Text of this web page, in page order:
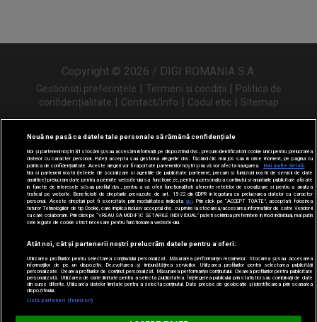
Copyright © 2026 / DIGI ROMANIA S.A.
Gestionați preferințele | Termeni și condiții | Politica de
confidențialitate | Contact/Info | Codul etic | Sitemap
Urmărește-ne și pe
Nouă ne pasă ca datele tale personale să rămână confidențiale
Noi și partenerii noștri31 stocăm și/sau accesăm informații pe dispozitivul dvs., precum identificatorii cookie unici pentru prelucrarea
datelor cu caracter personal. Puteți accepta sau gestiona alegerile dvs. făcând clic mai jos sau în orice moment, pe pagina cu
politica de confidențialitate. Aceste alegeri vor fi raportate partenerilor noștri și nu vă vor afecta navigarea.
Mai multe detalii
Noi si partenerii nostri (retelele de socializare si agentiile de publicitate partenere, precum si furnizorii nostri de servicii de date
analitice) prelucram date pentru a permite website-ului sa functioneze, pentru a personaliza continutul si anunturile publicitare afisate
in functie de interesele si/sau profilul dvs., pentru a va oferi functionalitati aferente retelelor de socializare si pentru a analiza
traficul pe website. Beneficiati de drepturile prevazute de art. 15-22 din GDPR in legatura cu prelucrarea datelor cu caracter
personal. Aceste drepturi pot fi exercitate prin modalitatea indicata aici. Prin click pe “ACCEPT TOATE”, acceptati folosirea
tuturor Tehnologiilor de tip Cookie, care implica inclusiv acceptul dvs. cu privire la stocarea/accesarea informatiilor de catre Vendor-ii
cu care colaboram. Prin click pe “VREAU SA MODIFIC SETARILE INDIVIDUAL” puteti schimba preferintele in mod individual, mai putin
cele legate de cookie strict necesare pentru functionarea website-ului.
Atât noi, cât și partenerii noștri prelucrăm datele pentru a oferi:
Utilizarea profilurilor pentru selectarea conținutului personalizat. Măsurarea performanței reclamelor. Stocarea și/sau accesarea
informațiilor de pe un dispozitiv. Dezvoltarea și îmbunătățirea serviciilor. Utilizarea profilurilor pentru selectarea publicității
personalizate. Crearea profilurilor de conținut personalizat. Măsurarea performanței conținutului. Crearea profilurilor pentru publicitate
personalizată. Utilizarea de date limitate pentru a selecta publicitatea. Înțelegerea publicului prin statistici sau combinații de date
din surse diferite. Utilizarea datelor limitate pentru a selecta conținutul. Date precise de geolocație și identificarea prin scanarea
dispozitivului.
Listă parteneri (furnizori)